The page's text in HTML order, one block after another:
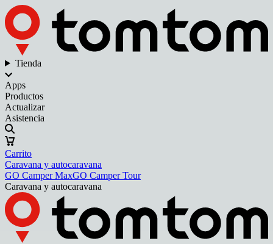
Tienda
Apps
Productos
Actualizar
Asistencia
Carrito
Caravana y autocaravana
GO Camper MaxGO Camper Tour
Caravana y autocaravana